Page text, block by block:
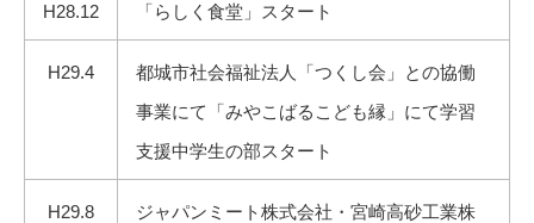
H28.12 「らしく食堂」スタート
H29.4
都城市社会福祉法人「つくし会」との協働
事業にて「みやこばるこども縁」にて学習
支援中学生の部スタート
H29.8
ジャパンミート株式会社・宮崎高砂工業株